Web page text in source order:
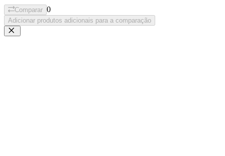
Comparar 0
Adicionar produtos adicionais para a comparação